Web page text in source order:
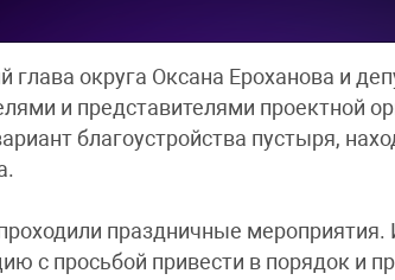
глава округа Оксана Ероханова и
и представителями проектной
благоустройства пустыря,
праздничные мероприятия.
с просьбой привести в порядок и